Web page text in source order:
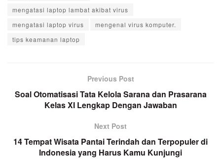
mengatasi laptop lambat akibat virus
mengatasi laptop virus
mengenal virus komputer.
tips keamanan laptop
Previous Post
Soal Otomatisasi Tata Kelola Sarana dan Prasarana
Kelas XI Lengkap Dengan Jawaban
Next Post
14 Tempat Wisata Pantai Terindah dan Terpopuler di
Indonesia yang Harus Kamu Kunjungi